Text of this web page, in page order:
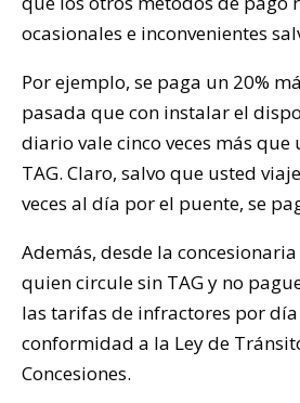
ocasionales e inconvenientes
Por ejemplo, se paga un 20%
pasada que con instalar el
diario vale cinco veces más que
TAG. Claro, salvo que usted
veces al día por el puente, se
Además, desde la
quien circule sin TAG y no
las tarifas de infractores por
conformidad a la Ley de
Concesiones.